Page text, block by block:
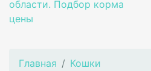
Главная
Кошки